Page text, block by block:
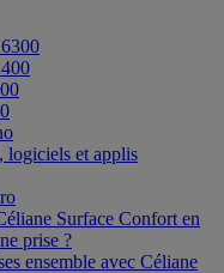
logiciels et applis
Surface Confort en
prise ?
ensemble avec Céliane